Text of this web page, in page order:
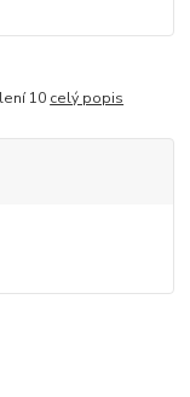
10 celý popis